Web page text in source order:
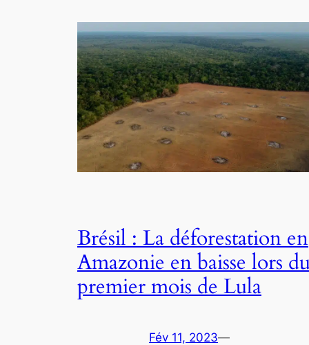
Brésil : La déforestation en
Amazonie en baisse lors
premier mois de Lula
Fév 11, 2023—